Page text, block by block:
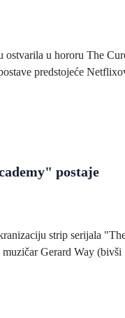
ostvarila u hororu The
predstojeće
postaje
strip serijala
Gerard Way (bivši